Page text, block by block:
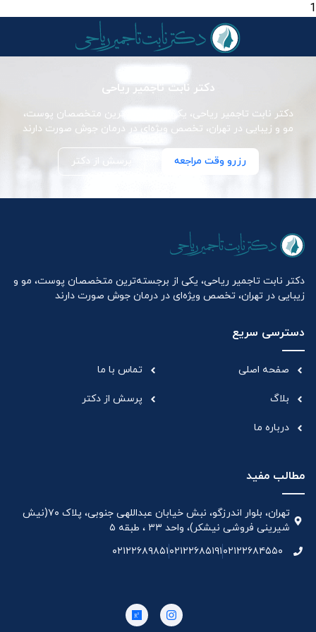
1
دکتر نابت تاجمیر ریاحی
دکتر نابت تاجمیر ریاحی، یکی از برجسته‌ترین متخصصان پوست،
مو و زیبایی در تهران، تخصص ویژه‌ای در درمان جوش صورت دارند
رزرو وقت مراجعه پرسش از دکتر
دکتر نابت تاجمیر ریاحی، یکی از برجسته‌ترین متخصصان پوست، مو و
زیبایی در تهران، تخصص ویژه‌ای در درمان جوش صورت دارند
دسترسی سریع
صفحه اصلی
بلاگ
درباره ما
تماس با ما
پرسش از دکتر
مطالب مفید
تهران، بلوار اندرزگو، نبش خیابان عبداللهی جنوبی، پلاک ۷۰(نیش
شیرینی فروشی نیشکر)، واحد ۳۳ ، طبقه ۵
۰۲۱۲۲۶۸۴۵۵۰۰۲۱۲۲۶۸۵۱۹۱۰۲۱۲۲۶۸۹۸۵۱